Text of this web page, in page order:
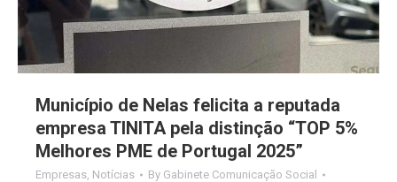
Município de Nelas felicita a reputada
empresa TINITA pela distinção “TOP 5%
Melhores PME de Portugal 2025”
Empresas Notícias By Gabinete Comunicação Social